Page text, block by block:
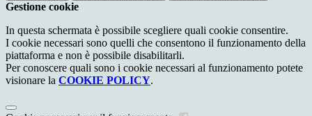
Gestione cookie
In questa schermata è possibile scegliere quali cookie consentire.
I cookie necessari sono quelli che consentono il funzionamento della
piattaforma e non è possibile disabilitarli.
Per conoscere quali sono i cookie necessari al funzionamento potete
visionare la COOKIE POLICY.